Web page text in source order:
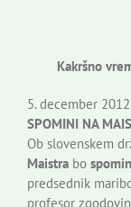
Založništvo
Koristne
Kakršno
5. december
SPOMINI NA
Ob slovenskem
Maistra bo
predsednik
profesor